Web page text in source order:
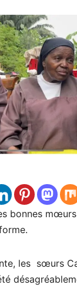
bonnes
les sœurs